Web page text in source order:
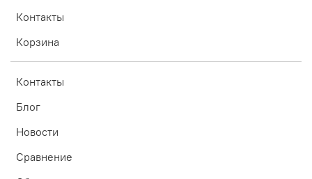
Контакты
Корзина
Контакты
Блог
Новости
Сравнение